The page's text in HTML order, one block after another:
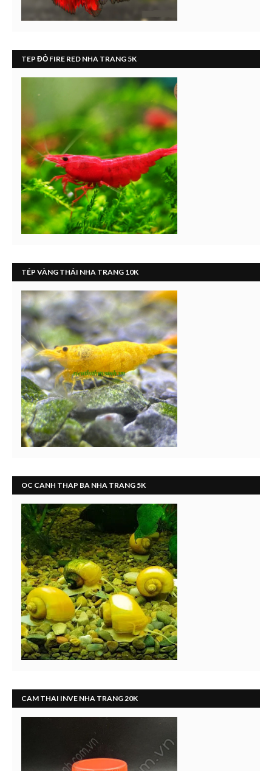
TEP ĐỎ FIRE RED NHA TRANG 5K
TÉP VÀNG THÁI NHA TRANG 10K
OC CANH THAP BA NHA TRANG 5K
CAM THAI INVE NHA TRANG 20K